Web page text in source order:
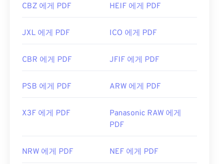
CBZ 에게 PDF HEIF 에게 PDF
JXL 에게 PDF ICO 에게 PDF
CBR 에게 PDF JFIF 에게 PDF
PSB 에게 PDF ARW 에게 PDF
X3F 에게 PDF
Panasonic RAW 에게
PDF
NRW 에게 PDF NEF 에게 PDF